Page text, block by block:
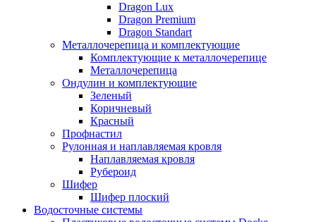
Dragon Lux
Dragon Premium
Dragon Standart
Металлочерепица и комплектующие
Комплектующие к металлочерепице
Металлочерепица
Ондулин и комплектующие
Зеленый
Коричневый
Красный
Профнастил
Рулонная и наплавляемая кровля
Наплавляемая кровля
Рубероид
Шифер
Шифер плоский
Водосточные системы